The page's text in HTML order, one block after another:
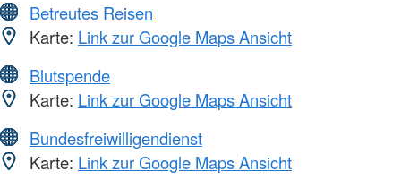
Betreutes Reisen
Karte: Link zur Google Maps Ansicht
Blutspende
Karte: Link zur Google Maps Ansicht
Bundesfreiwilligendienst
Karte: Link zur Google Maps Ansicht